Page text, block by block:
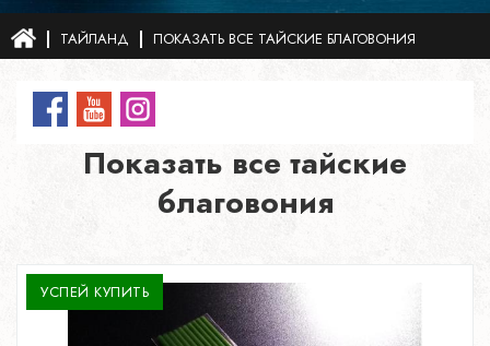
ТАЙЛАНД ПОКАЗАТЬ ВСЕ ТАЙСКИЕ БЛАГОВОНИЯ
Показать все тайские
благовония
УСПЕЙ КУПИТЬ